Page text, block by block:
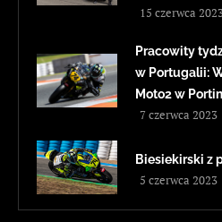
15 czerwca
Pracowity
w Portugalii:
Moto2 w
7 czerwca 2023
Biesiekirski z
5 czerwca 2023